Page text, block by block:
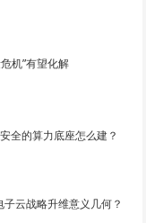
机”有望化解
全的算力底座怎么建？
云战略升维意义几何？